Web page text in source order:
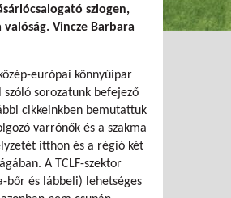
szlogen,
Vincze Barbara
európai könnyűipar
sorozatunk befejező
cikkeinkben bemutattuk
varrónők és a szakma
itthon és a régió két
A TCLF-szektor
bőr és lábbeli) lehetséges